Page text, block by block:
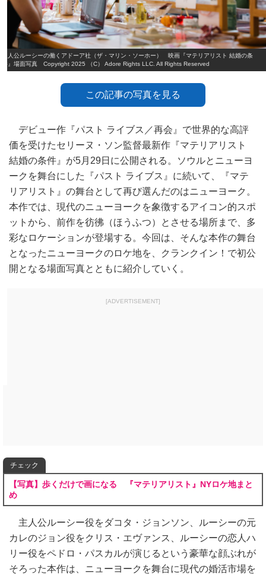
主人公ルーシーの働くアドーア社（ザ・マリン・ソーホー） 映画『マテリアリスト 結婚の条
件』場面写真 Copyright 2025 （C） Adore Rights LLC. All Rights Reserved
この記事の写真を見る
デビュー作『パスト ライブス／再会』で世界的な高評
価を受けたセリーヌ・ソン監督最新作『マテリアリスト
結婚の条件』が5月29日に公開される。ソウルとニューヨ
ークを舞台にした『パスト ライブス』に続いて、『マテ
リアリスト』の舞台として再び選んだのはニューヨーク。
本作では、現代のニューヨークを象徴するアイコン的スポ
ットから、前作を彷彿（ほうふつ）とさせる場所まで、多
彩なロケーションが登場する。今回は、そんな本作の舞台
となったニューヨークのロケ地を、クランクイン！で初公
開となる場面写真とともに紹介していく。
[ADVERTISEMENT]
チェック
【写真】歩くだけで画になる 『マテリアリスト』NYロケ地まと
め
主人公ルーシー役をダコタ・ジョンソン、ルーシーの元
カレのジョン役をクリス・エヴァンス、ルーシーの恋人ハ
リー役をペドロ・パスカルが演じるという豪華な顔ぶれが
そろった本作は、ニューヨークを舞台に現代の婚活市場を